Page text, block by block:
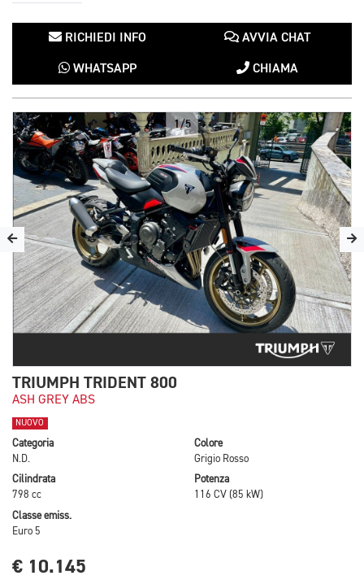
RICHIEDI INFO AVVIA CHAT
WHATSAPP CHIAMA
1/5
TRIUMPH TRIDENT 800
ASH GREY ABS
NUOVO
Categoria
N.D.
Colore
Grigio Rosso
Cilindrata
798 cc
Potenza
116 CV (85 kW)
Classe emiss.
Euro 5
€ 10.145